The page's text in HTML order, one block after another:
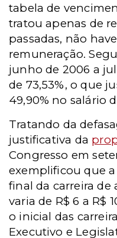
tabela de
tratou apenas de
passadas, não
remuneração.
junho de 2006 a
de 73,53%, o que
49,90% no salário
Tratando da
justificativa da
Congresso em
exemplificou que
final da carreira de
varia de R$ 6 a R$
o inicial das
Executivo e